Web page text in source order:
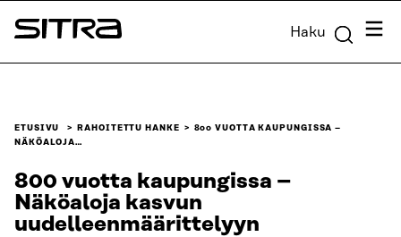
Siirry
suoraan
Sitra Haku
ETUSIVU RAHOITETTU HANKE
800 VUOTTA KAUPUNGISSA –
NÄKÖALOJA…
800 vuotta kaupungissa –
Näköaloja kasvun
uudelleenmäärittelyyn